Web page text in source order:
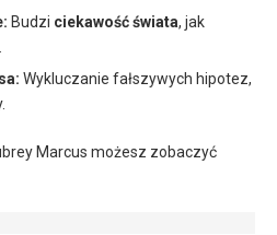
Budzi ciekawość świata, jak
Wykluczanie fałszywych hipotez,
Marcus możesz zobaczyć